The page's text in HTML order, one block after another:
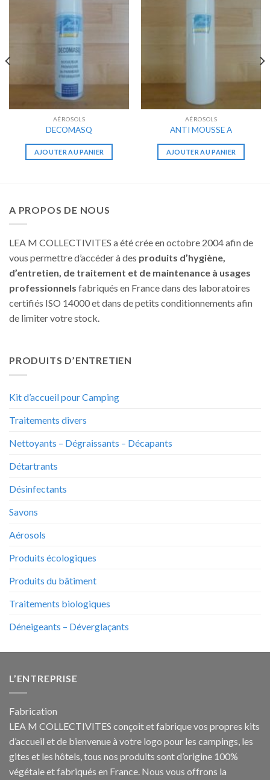
AÉROSOLS
DECOMASQ
AJOUTER AU PANIER
AÉROSOLS
ANTI MOUSSE A
AJOUTER AU PANIER
A PROPOS DE NOUS
LEA M COLLECTIVITES a été crée en octobre 2004 afin de
vous permettre d’accéder à des produits d’hygiène,
d’entretien, de traitement et de maintenance à usages
professionnels fabriqués en France dans des laboratoires
certifiés ISO 14000 et dans de petits conditionnements afin
de limiter votre stock.
PRODUITS D’ENTRETIEN
Kit d’accueil pour Camping
Traitements divers
Nettoyants – Dégraissants – Décapants
Détartrants
Désinfectants
Savons
Aérosols
Produits écologiques
Produits du bâtiment
Traitements biologiques
Déneigeants – Déverglaçants
L’ENTREPRISE
Fabrication
LEA M COLLECTIVITES conçoit et fabrique vos propres kits
d’accueil et de bienvenue à votre logo pour les campings, les
gites et les hôtels, tous nos produits sont d’origine 100%
végétale et fabriqués en France. Nous vous offrons la